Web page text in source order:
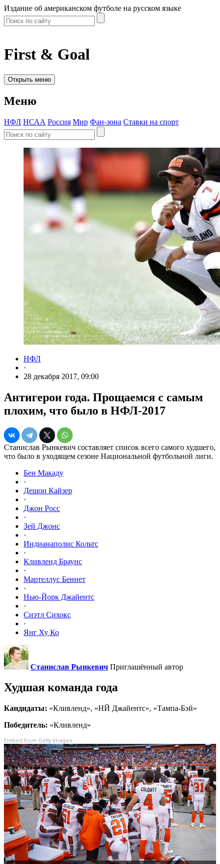
Издание об американском футболе на русском языке
First & Goal
Открыть меню
Меню
НФЛ НСАА Россия Мир Фан-зона Ставки на спорт
НФЛ
·
28 декабря 2017, 09:00
Антигерои года. Прощаемся с самым
плохим, что было в НФЛ-2017
Станислав Рынкевич составляет список всего самого худшего,
что было в уходящем сезоне Национальной футбольной лиги.
Бен Макаду
·
Дешон Кайзер
·
Джон Росс
·
Зей Джонс
·
Индианаполис Кольтс
·
Кливленд Браунс
·
Мартеллус Беннет
·
Нью-Йорк Джайентс
·
Сиэтл Сихокс
·
Янг Ху Ко
Станислав Рынкевич Приглашённый автор
Худшая команда года
Кандидаты: «Кливленд», «НЙ Джайентс», «Тампа-Бэй»
Победитель: «Кливленд»
Embed from Getty Images